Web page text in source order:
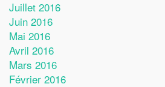
Juillet 2016
Juin 2016
Mai 2016
Avril 2016
Mars 2016
Février 2016